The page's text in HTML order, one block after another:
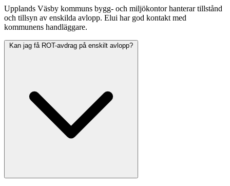
Upplands Väsby kommuns bygg- och miljökontor hanterar tillstånd
och tillsyn av enskilda avlopp. Elui har god kontakt med
kommunens handläggare.
Kan jag få ROT-avdrag på enskilt avlopp?